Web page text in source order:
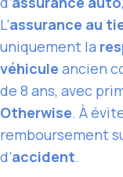
L’assurance au
uniquement la
véhicule ancien
de 8 ans, avec
Otherwise. À
remboursement
d’accident.